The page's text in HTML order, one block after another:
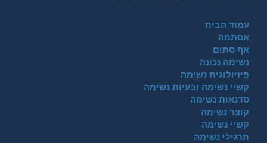
עמוד הבית
אסתמה
אף סתום
נשימה נכונה
פיזיולוגית נשימה
קשיי נשימה ובעיות נשימה
סדנאות נשימה
קוצר נשימה
קשיי נשימה
תרגילי נשימה